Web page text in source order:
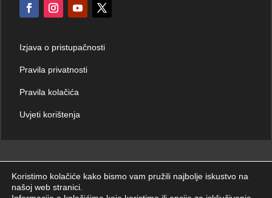
Izjava o pristupačnosti
Pravila privatnosti
Pravila kolačića
Uvjeti korištenja
© Hrvatski zavod za hitnu medicinu 2026. | Sva prava zadržana.
Koristimo kolačiće kako bismo vam pružili najbolje iskustvo na
našoj web stranici.